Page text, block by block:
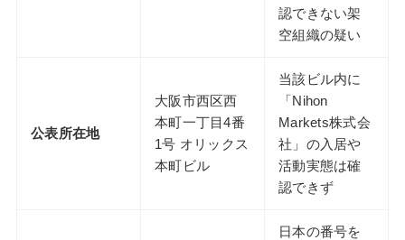
認できない架
空組織の疑い
公表所在地
大阪市西区西
本町一丁目4番
1号 オリックス
本町ビル
当該ビル内に
「Nihon
Markets株式会
社」の入居や
活動実態は確
認できず
日本の番号を